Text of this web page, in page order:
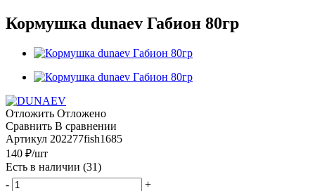
Кормушка dunaev Габион 80гр
Отложить Отложено
Сравнить В сравнении
Артикул 202277fish1685
140 ₽/шт
Есть в наличии (31)
-
+